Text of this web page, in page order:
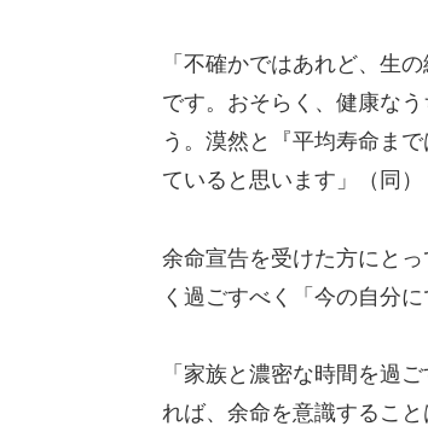
「不確かではあれど、生
です。おそらく、健康な
う。漠然と『平均寿命ま
ていると思います」（同）
余命宣告を受けた方にと
く過ごすべく「今の自分
「家族と濃密な時間を過
れば、余命を意識するこ